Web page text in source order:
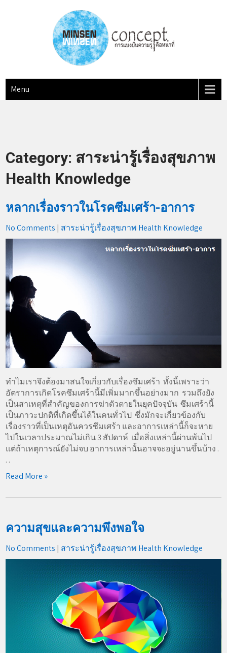
MINSEN Concept
Menu
Category: สาระน่ารู้เรื่องสุขภาพ
Health Knowledge
หลากเรื่องราวในโรคซึมเศร้า-อาการ
No Comments | สาระน่ารู้เรื่องสุขภาพ Health Knowledge
ทำไมเราจึงต้องมาสนใจเกี่ยวกับเรื่องซึมเศร้า ทั้งนี้เพราะว่า
อัตราการเกิดโรคซึมเศร้านี้มีเพิ่มมากขึ้นอย่างมาก รวมถึงยัง
เป็นสาเหตุที่สำคัญของการฆ่าตัวตายในยุคปัจจุบัน ซึมเศร้านี้
เป็นภาวะปกติที่เกิดขึ้นได้ในคนทั่วไป ซึ่งมักจะเกี่ยวข้องกับ
เรื่องราวที่เป็นเหตุอันควรซึมเศร้า และอาการเหล่านี้ก็จะหาย
ไปในเวลาประมาณไม่เกิน 3 สัปดาห์ เมื่อสิ่งเหล่านี้ผ่านพ้นไป
แต่ถ้าเหตุการณ์ยังไม่จบ อาการเหล่านั้นอาจจะอยู่นานขึ้นบ้าง .
. .
Read More »
ความสุขและความพึงพอใจ
No Comments | สาระน่ารู้เรื่องสุขภาพ Health Knowledge